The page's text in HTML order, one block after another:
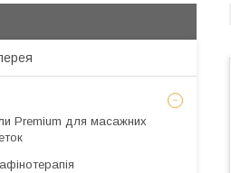
Premium для масажних